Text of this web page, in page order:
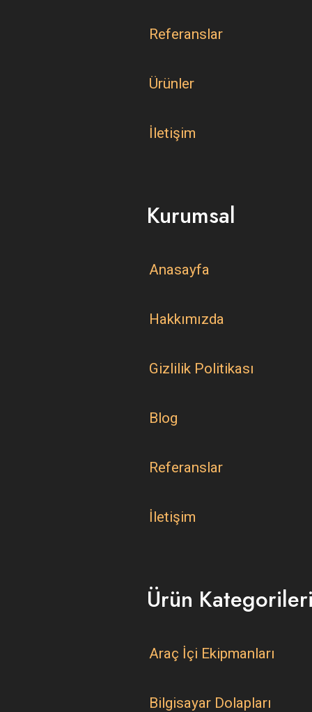
Referanslar
Ürünler
İletişim
Kurumsal
Anasayfa
Hakkımızda
Gizlilik Politikası
Blog
Referanslar
İletişim
Ürün
Araç İçi Ekipmanları
Bilgisayar Dolapları